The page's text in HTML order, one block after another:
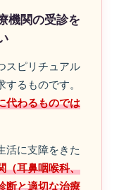
機関の受診を
スピリチュアル
るものです。
代わるものでは
活に支障をきた
（耳鼻咽喉科、
断と適切な治療